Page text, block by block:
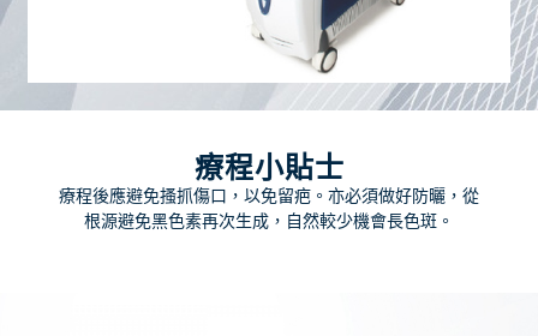
療程小貼士
療程後應避免搔抓傷口，以免留疤。亦必須做好防曬，從
根源避免黑色素再次生成，自然較少機會長色斑。